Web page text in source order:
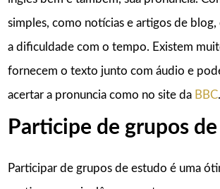
simples, como notícias e artigos de blog,
a dificuldade com o tempo. Existem
fornecem o texto junto com áudio e
acertar a pronuncia como no site da BBC.
Participe de grupos
Participar de grupos de estudo é uma